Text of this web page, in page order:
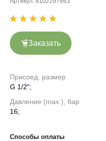
Заказать
Присоед. размер
G 1/2";
Давление (max.), бар
16;
Способы оплаты